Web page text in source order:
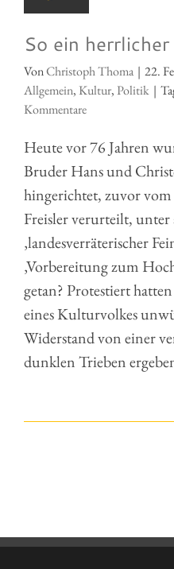
So ein herrlicher
VonChristoph Thoma | 22.
Allgemein,Kultur,Politik |
Kommentare
Heute vor 76 Jahren
Bruder Hans und
hingerichtet, zuvor
Freisler verurteilt, unter
‚landesverräterischer
‚Vorbereitung zum
getan? Protestiert
eines Kulturvolkes
Widerstand von einer
dunklen Trieben